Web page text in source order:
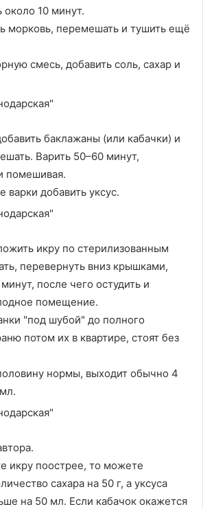
около 10 минут.
морковь, перемешать и тушить ещё
смесь, добавить соль, сахар и
баклажаны (или кабачки) и
Варить 50–60 минут,
помешивая.
варки добавить уксус.
икру по стерилизованным
перевернуть вниз крышками,
после чего остудить и
помещение.
"под шубой" до полного
потом их в квартире, стоят без
нормы, выходит обычно 4
икру поострее, то можете
сахара на 50 г, а уксуса
на 50 мл. Если кабачок окажется